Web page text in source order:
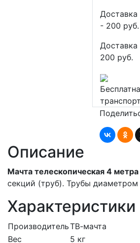
Доставка
- 200 руб.
200 руб.
Описание
Мачта телескопическая 4 метра
секций (труб). Трубы
Характеристики
ПроизводительТВ-мачта
Вес
5 кг